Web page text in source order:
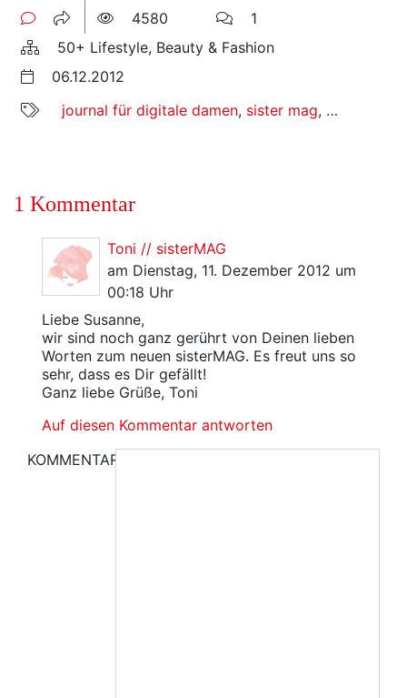
4580
1
50+ Lifestyle, Beauty & Fashion
06.12.2012
journal für digitale damen, sister mag, sister
1 Kommentar
Toni // sisterMAG
am Dienstag, 11. Dezember 2012 um
00:18 Uhr
Liebe Susanne,
wir sind noch ganz gerührt von Deinen lieben
Worten zum neuen sisterMAG. Es freut uns so
sehr, dass es Dir gefällt!
Ganz liebe Grüße, Toni
Auf diesen Kommentar antworten
KOMMENTAR